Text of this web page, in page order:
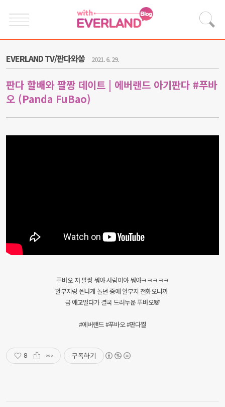
EVERLAND TV/판다와쏭 2021. 6. 29.
판다 할배와 팔짱 데이트 | 에버랜드 아기판다 #푸바
오 (Panda FuBao)
푸바오 저 팔짱 뭐야 사람이야 뭐야ㅋㅋㅋㅋㅋ
할부지랑 씐나게 놀던 중에 할부지 전화오니까
급 애교떨다가 결국 드러누운 푸바오🐼
#에버랜드 #푸바오 #판다짤
8 구독하기